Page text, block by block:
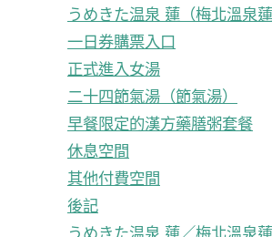
うめきた温泉 蓮（梅北溫泉蓮
一日券購票入口
正式進入女湯
二十四節氣湯（節氣湯）
早餐限定的漢方藥膳粥套餐
休息空間
其他付費空間
後記
うめきた温泉 蓮／梅北溫泉蓮